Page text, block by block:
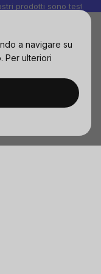
a navigare su
Per ulteriori
prodotti sono testati